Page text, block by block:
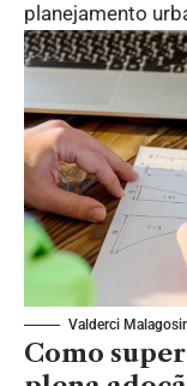
planejamento
Valderci
Como